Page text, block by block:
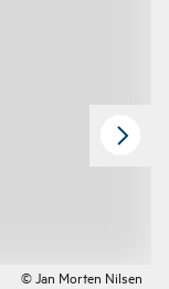
© Jan Morten Nilsen